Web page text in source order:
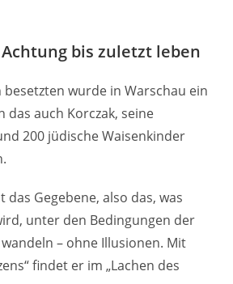
bis zuletzt leben
besetzten wurde in Warschau ein
auch Korczak, seine
200 jüdische Waisenkinder
das Gegebene, also das, was
unter den Bedingungen der
– ohne Illusionen. Mit
findet er im „Lachen des